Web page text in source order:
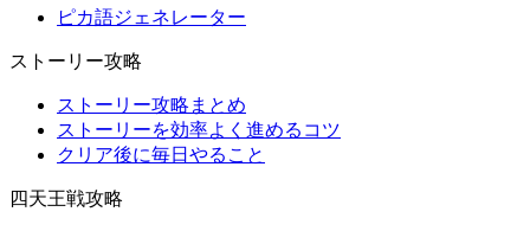
ピカ語ジェネレーター
ストーリー攻略
ストーリー攻略まとめ
ストーリーを効率よく進めるコツ
クリア後に毎日やること
四天王戦攻略